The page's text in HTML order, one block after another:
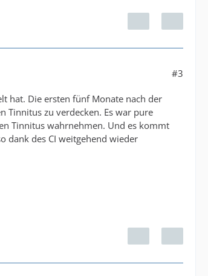
#3
hat. Die ersten fünf Monate nach der
Tinnitus zu verdecken. Es war pure
Tinnitus wahrnehmen. Und es kommt
dank des CI weitgehend wieder